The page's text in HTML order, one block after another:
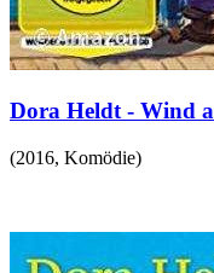
Dora Heldt - Wind
(2016, Komödie)